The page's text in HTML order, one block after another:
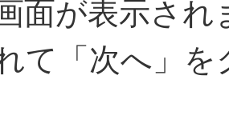
面が表示さ
て「次へ」